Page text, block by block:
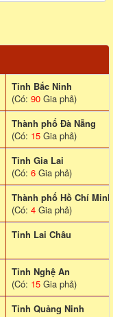
Tỉnh Bắc Ninh
(Có: 90 Gia phả)
Thành phố Đà Nẵng
(Có: 15 Gia phả)
Tỉnh Gia Lai
(Có: 6 Gia phả)
Thành phố Hồ Chí Minh
(Có: 4 Gia phả)
Tinh Lai Châu
Tỉnh Nghệ An
(Có: 15 Gia phả)
Tỉnh Quảng Ninh